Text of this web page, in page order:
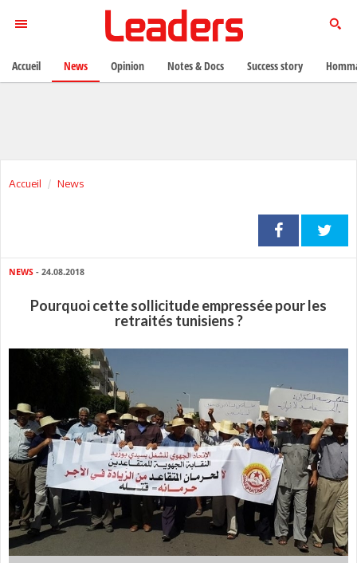
Accueil News
NEWS - 24.08.2018
Pourquoi cette sollicitude empressée pour les
retraités tunisiens ?
Accueil News Opinion Notes & Docs Success story